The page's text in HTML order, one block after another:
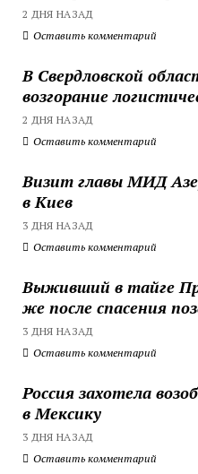
2 ДНЯ НАЗАД
Оставить комментарий
В Свердловской
возгорание
2 ДНЯ НАЗАД
Оставить комментарий
Визит главы МИД
в Киев
3 ДНЯ НАЗАД
Оставить комментарий
Выживший в тайге
же после спасения
3 ДНЯ НАЗАД
Оставить комментарий
Россия захотела
в Мексику
3 ДНЯ НАЗАД
Оставить комментарий